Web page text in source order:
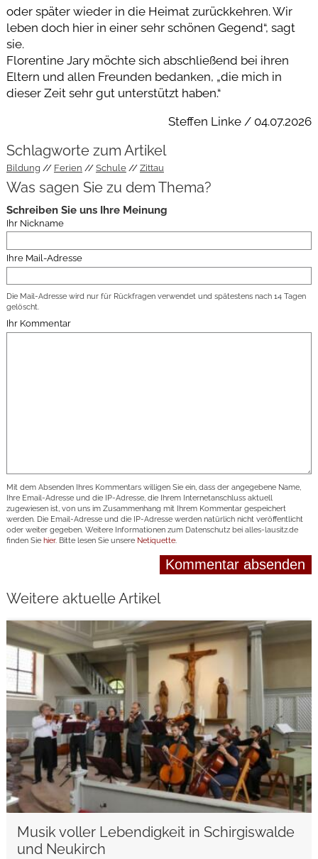
oder später wieder in die Heimat zurückkehren. Wir
leben doch hier in einer sehr schönen Gegend“, sagt
sie.
Florentine Jary möchte sich abschließend bei ihren
Eltern und allen Freunden bedanken, „die mich in
dieser Zeit sehr gut unterstützt haben.“
Steffen Linke / 04.07.2026
Schlagworte zum Artikel
Bildung Ferien Schule Zittau
Was sagen Sie zu dem Thema?
Schreiben Sie uns Ihre Meinung
Ihr Nickname
Ihre Mail-Adresse
Die Mail-Adresse wird nur für Rückfragen verwendet und spätestens nach 14 Tagen
gelöscht.
Ihr Kommentar
Mit dem Absenden Ihres Kommentars willigen Sie ein, dass der angegebene Name,
Ihre Email-Adresse und die IP-Adresse, die Ihrem Internetanschluss aktuell
zugewiesen ist, von uns im Zusammenhang mit Ihrem Kommentar gespeichert
werden. Die Email-Adresse und die IP-Adresse werden natürlich nicht veröffentlicht
oder weiter gegeben. Weitere Informationen zum Datenschutz bei alles-lausitz.de
finden Sie hier. Bitte lesen Sie unsere Netiquette.
Weitere aktuelle Artikel
Musik voller Lebendigkeit in Schirgiswalde
und Neukirch
weiterlesen